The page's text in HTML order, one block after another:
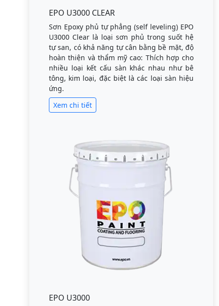
EPO U3000 CLEAR
Sơn Epoxy phủ tự phẳng (self leveling) EPO
U3000 Clear là loại sơn phủ trong suốt hệ
tự san, có khả năng tự cân bằng bề mặt, độ
hoàn thiện và thẩm mỹ cao: Thích hợp cho
nhiều loại kết cấu sàn khác nhau như bê
tông, kim loại, đặc biệt là các loại sàn hiệu
ứng.
Xem chi tiết
EPO U3000